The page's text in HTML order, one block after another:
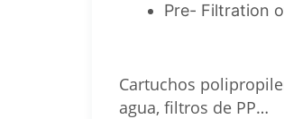
Pre- Filtration
Cartuchos
agua, filtros de PP…